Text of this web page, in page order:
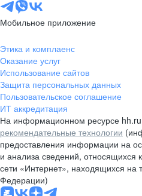
Мобильное приложение
Этика и комплаенс
Оказание услуг
Использование сайтов
Защита персональных данных
Пользовательское соглашение
ИТ аккредитация
На информационном ресурсе hh.ru
рекомендательные технологии
предоставления информации на
и анализа сведений, относящихся
сети «Интернет», находящихся на
Федерации)